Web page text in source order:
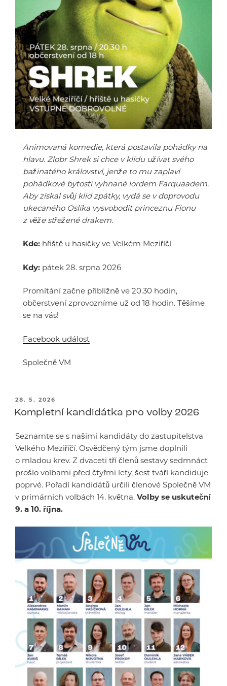
Animovaná komedie, která postavila pohádky na
hlavu. Zlobr Shrek si chce v klidu užívat svého
bažinatého království, jenže to mu zaplaví
pohádkové bytosti vyhnané lordem Farquaadem.
Aby získal svůj klid zpátky, vydá se v doprovodu
ukecaného Oslíka vysvobodit princeznu Fionu
z věže střežené drakem.
Kde: hřiště u hasičky ve Velkém Meziříčí
Kdy: pátek 28. srpna 2026
Promítání začne přibližně ve 20.30 hodin,
občerstvení zprovozníme už od 18 hodin. Těšíme
se na vás!
Facebook událost
Společně VM
PUBLIKOVÁNO
28. 5. 2026
Kompletní kandidátka pro volby 2026
Seznamte se s našimi kandidáty do zastupitelstva
Velkého Meziříčí. Osvědčený tým jsme doplnili
o mladou krev. Z dvaceti tří členů sestavy sedmnáct
prošlo volbami před čtyřmi lety, šest tváří kandiduje
poprvé. Pořadí kandidátů určili členové Společně VM
v primárních volbách 14. května. Volby se uskuteční
9. a 10. října.